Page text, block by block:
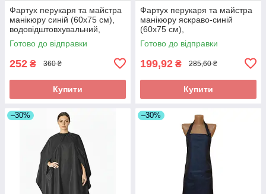
Фартух перукаря та майстра
манікюру синій (60х75 см),
водовідштовхувальний,
професійний
Готово до відправки
252 ₴ 360 ₴
Купити
Фартух перукаря та майстра
манікюру яскраво-синій
(60х75 см),
водовідштовхувальний,
професійний
Готово до відправки
199,92 ₴ 285,60 ₴
Купити
–30% –30%